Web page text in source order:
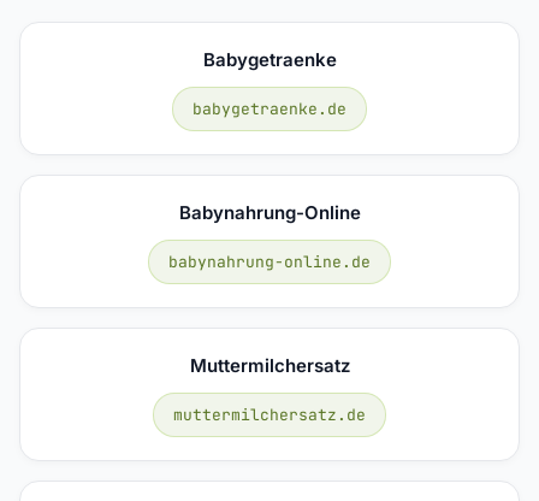
Babygetraenke
babygetraenke.de
Babynahrung-Online
babynahrung-online.de
Muttermilchersatz
muttermilchersatz.de